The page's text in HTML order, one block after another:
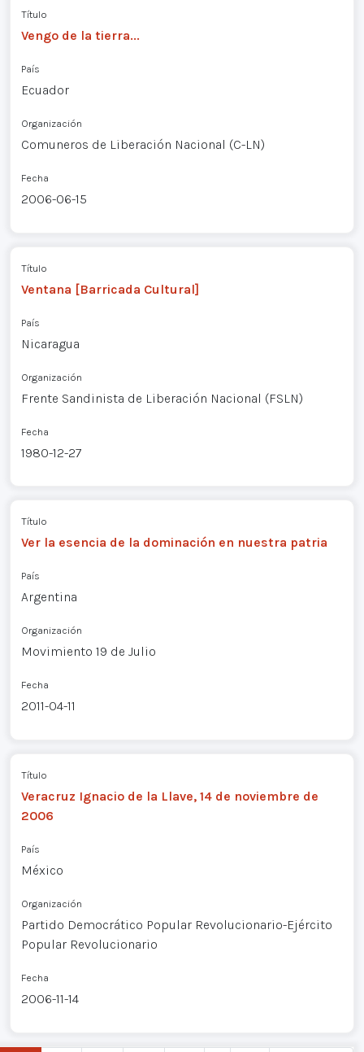
Título
Vengo de la tierra...
País
Ecuador
Organización
Comuneros de Liberación Nacional (C-LN)
Fecha
2006-06-15
Título
Ventana [Barricada Cultural]
País
Nicaragua
Organización
Frente Sandinista de Liberación Nacional (FSLN)
Fecha
1980-12-27
Título
Ver la esencia de la dominación en nuestra patria
País
Argentina
Organización
Movimiento 19 de Julio
Fecha
2011-04-11
Título
Veracruz Ignacio de la Llave, 14 de noviembre de
2006
País
México
Organización
Partido Democrático Popular Revolucionario-Ejército
Popular Revolucionario
Fecha
2006-11-14